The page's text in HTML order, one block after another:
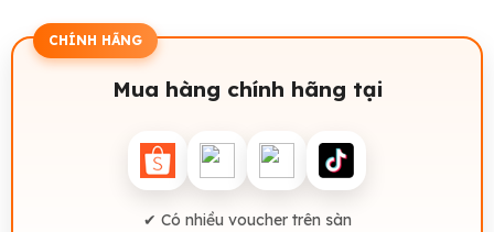
CHÍNH HÃNG
Mua hàng chính hãng tại
✔ Có nhiều voucher trên sàn